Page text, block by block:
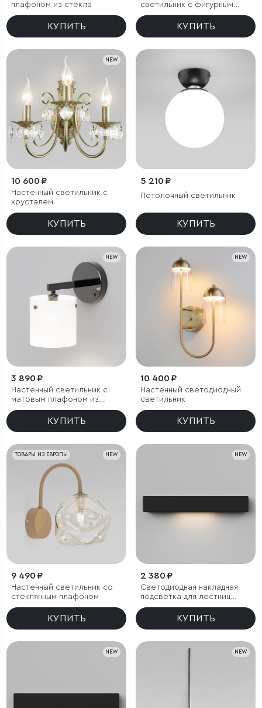
плафоном из стекла
КУПИТЬ
светильник с фигурным
хрусталем
КУПИТЬ
NEW
10 600 ₽
Настенный светильник с
хрусталем
КУПИТЬ
5 210 ₽
Потолочный светильник
КУПИТЬ
NEW
3 890 ₽
Настенный светильник с
матовым плафоном из
стекла
КУПИТЬ
NEW
10 400 ₽
Настенный светодиодный
светильник
КУПИТЬ
NEW
ТОВАРЫ ИЗ ЕВРОПЫ
9 490 ₽
Настенный светильник со
стеклянным плафоном
КУПИТЬ
NEW
2 380 ₽
Светодиодная накладная
подсветка для лестниц
40163/LED 3000К черный
КУПИТЬ
NEW NEW